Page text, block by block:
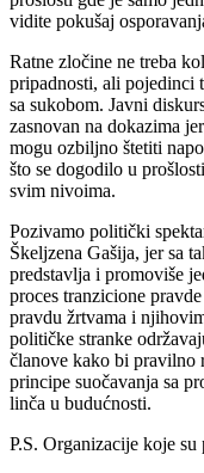
vidite pokušaj
Ratne zločine ne treba
pripadnosti, ali pojedinci
sa sukobom. Javni
zasnovan na dokazima
mogu ozbiljno štetiti
što se dogodilo u
svim nivoima.
Pozivamo politički
Škeljzena Gašija, jer sa
predstavlja i promoviše
proces tranzicione
pravdu žrtvama i
političke stranke
članove kako bi pravilno
principe suočavanja sa
linča u budućnosti.
P.S. Organizacije koje